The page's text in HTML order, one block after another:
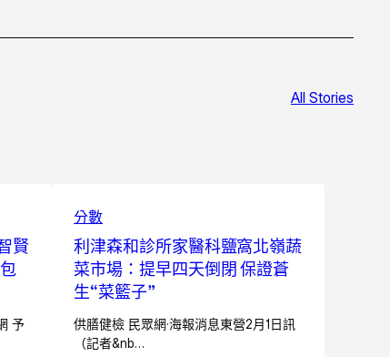
All Stories
賢
予
分數
利津森和診所家醫科鹽窩北嶺蔬
菜市場：提早四天倒閉 保證蒼
生“菜籃子”
供膳健檢 民眾網·海報消息東營2月1日訊
（記者&nb…